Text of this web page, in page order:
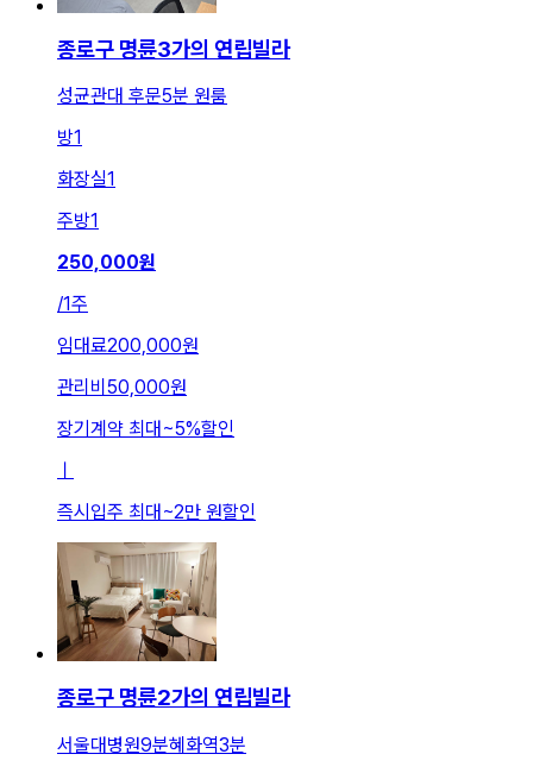
종로구 명륜3가의 연립빌라
성균관대 후문5분 원룸
방1
화장실1
주방1
250,000원
/1주
임대료200,000원
관리비 50,000원
장기계약 최대 ~5%할인
즉시입주 최대 ~2만 원할인
종로구 명륜2가의 연립빌라
서울대병원9분혜화역3분